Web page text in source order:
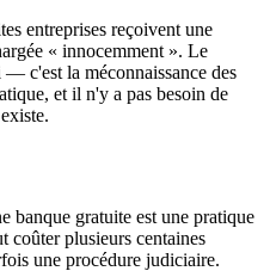
entreprises reçoivent une
« innocemment ». Le
c'est la méconnaissance des
et il n'y a pas besoin de
banque gratuite est une pratique
coûter plusieurs centaines
une procédure judiciaire.